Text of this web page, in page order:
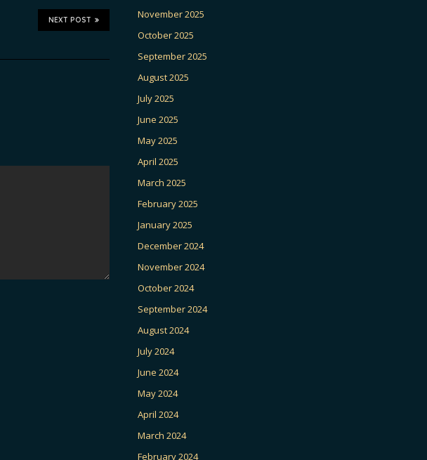
NEXT POST
November 2025
October 2025
September 2025
August 2025
July 2025
June 2025
May 2025
April 2025
March 2025
February 2025
January 2025
December 2024
November 2024
October 2024
September 2024
August 2024
July 2024
June 2024
May 2024
April 2024
March 2024
February 2024